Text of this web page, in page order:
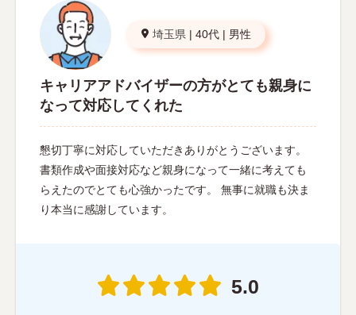
埼玉県 | 40代 | 男性
キャリアアドバイザーの方がとても親身に
なって対応してくれた
懇切丁寧に対応していただきありがとうございます。
書類作成や面接対応など親身になって一緒に考えても
らえたのでとても心強かったです。 無事に就職も決ま
り本当に感謝しています。
5.0